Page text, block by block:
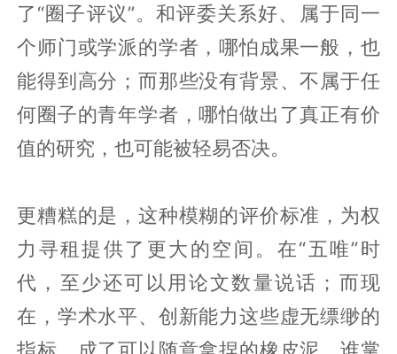
了“圈子评议”。和评委关系好、属于同一
个师门或学派的学者，哪怕成果一般，也
能得到高分；而那些没有背景、不属于任
何圈子的青年学者，哪怕做出了真正有价
值的研究，也可能被轻易否决。
更糟糕的是，这种模糊的评价标准，为权
力寻租提供了更大的空间。在“五唯”时
代，至少还可以用论文数量说话；而现
在，学术水平、创新能力这些虚无缥缈的